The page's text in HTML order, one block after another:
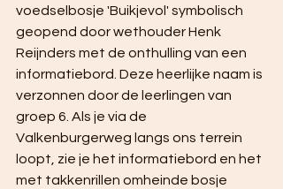
voedselbosje 'Buikjevol' symbolisch
geopend door wethouder Henk
Reijnders met de onthulling van een
informatiebord. Deze heerlijke naam is
verzonnen door de leerlingen van
groep 6. Als je via de
Valkenburgerweg langs ons terrein
loopt, zie je het informatiebord en het
met takkenrillen omheinde bosje